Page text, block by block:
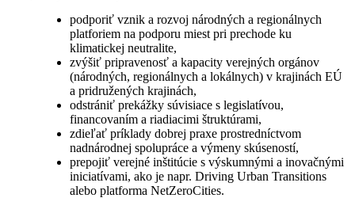
podporiť vznik a rozvoj národných a regionálnych
platforiem na podporu miest pri prechode ku
klimatickej neutralite,
zvýšiť pripravenosť a kapacity verejných orgánov
(národných, regionálnych a lokálnych) v krajinách EÚ
a pridružených krajinách,
odstrániť prekážky súvisiace s legislatívou,
financovaním a riadiacimi štruktúrami,
zdieľať príklady dobrej praxe prostredníctvom
nadnárodnej spolupráce a výmeny skúseností,
prepojiť verejné inštitúcie s výskumnými a inovačnými
iniciatívami, ako je napr. Driving Urban Transitions
alebo platforma NetZeroCities.